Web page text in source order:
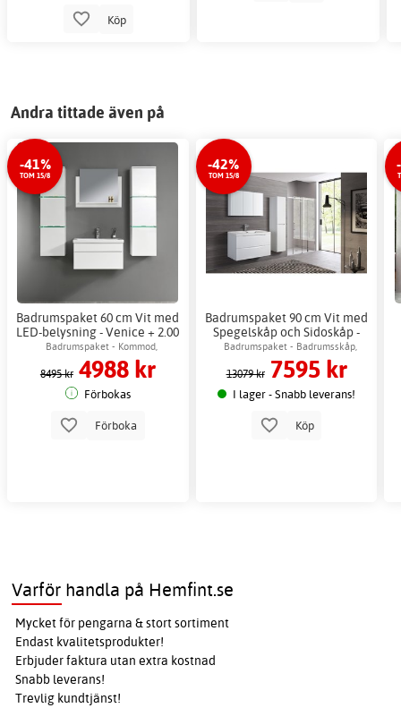
Köp
Andra tittade även på
-41%
TOM 15/8
Badrumspaket 60 cm Vit med
LED-belysning - Venice + 2.00
x Badrumskrok
Badrumspaket - Kommod,
badrumsskåp & spegel
8495 kr 4988 kr
Förbokas
Förboka
-42%
TOM 15/8
Badrumspaket 90 cm Vit med
Spegelskåp och Sidoskåp -
Marina +
Toalettpappershållare
Badrumspaket - Badrumsskåp,
kommod & spegelskåp
13079 kr 7595 kr
I lager - Snabb leverans!
Köp
Varför handla på Hemfint.se
Mycket för pengarna & stort sortiment
Endast kvalitetsprodukter!
Erbjuder faktura utan extra kostnad
Snabb leverans!
Trevlig kundtjänst!